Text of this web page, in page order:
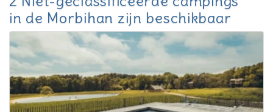
in de Morbihan zijn beschikbaar